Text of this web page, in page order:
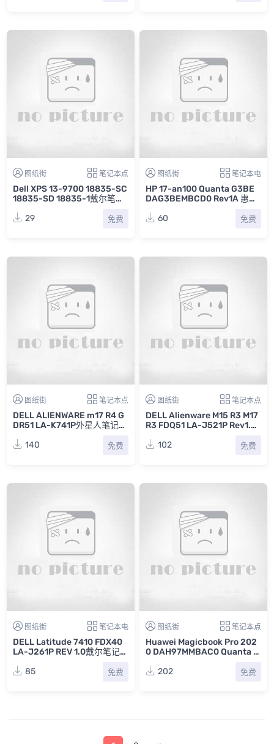
图纸街 笔记本点
Dell XPS 13-9700 18835-SC
18835-SD 18835-1戴尔笔记
29
免费
图纸街 笔记本电
HP 17-an100 Quanta G3BE
DAG3BEMBCD0 Rev1A 惠普
60
免费
图纸街 笔记本点
DELL ALIENWARE m17 R4 G
DR51 LA-K741P外星人笔记本
140
免费
图纸街 笔记本点
DELL Alienware M15 R3 M17
R3 FDQ51 LA-J521P Rev1.0
位图CAD
102 免费
图纸街 笔记本电
DELL Latitude 7410 FDX40
LA-J261P REV 1.0戴尔笔记本
85
免费
图纸街 笔记本点
Huawei Magicbook Pro 202
0 DAH97MMBAC0 Quanta H
位图PDF
202 免费